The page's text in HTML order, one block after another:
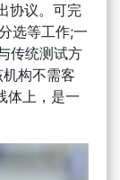
协议。可完
选等工作;一
传统测试方
构不需客
体上，是一